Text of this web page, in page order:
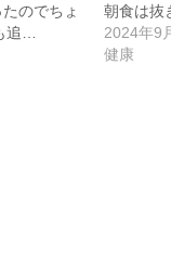
のでちょ
追…
朝食は抜
2024年9
健康